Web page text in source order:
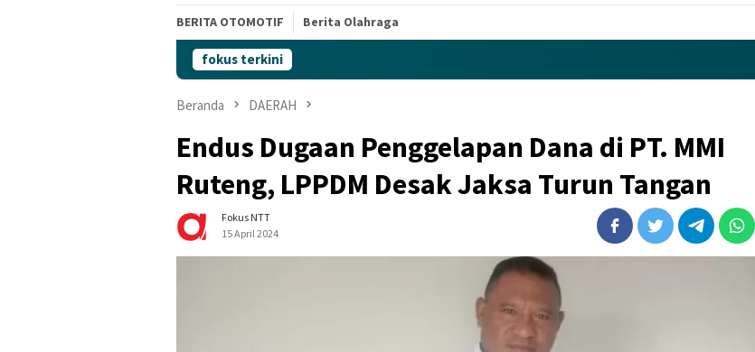
BERITA OTOMOTIF Berita Olahraga
fokus terkini
Beranda DAERAH
Endus Dugaan Penggelapan Dana di PT. MMI
Ruteng, LPPDM Desak Jaksa Turun Tangan
Fokus NTT
15 April 2024